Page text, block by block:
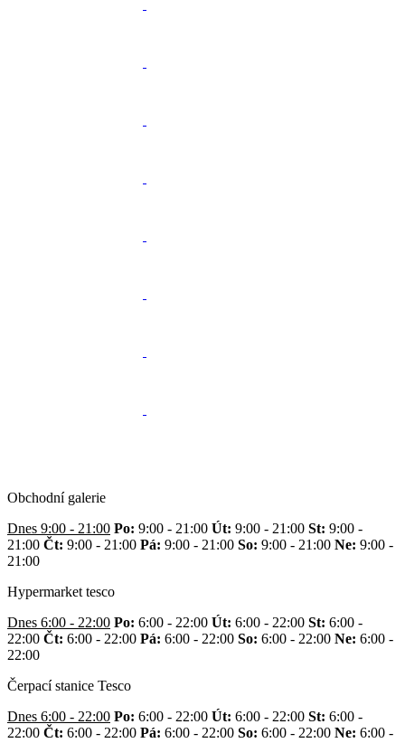
Obchodní galerie
Dnes 9:00 - 21:00 Po: 9:00 - 21:00 Út: 9:00 - 21:00 St: 9:00 -
21:00 Čt: 9:00 - 21:00 Pá: 9:00 - 21:00 So: 9:00 - 21:00 Ne: 9:00 -
21:00
Hypermarket tesco
Dnes 6:00 - 22:00 Po: 6:00 - 22:00 Út: 6:00 - 22:00 St: 6:00 -
22:00 Čt: 6:00 - 22:00 Pá: 6:00 - 22:00 So: 6:00 - 22:00 Ne: 6:00 -
22:00
Čerpací stanice Tesco
Dnes 6:00 - 22:00 Po: 6:00 - 22:00 Út: 6:00 - 22:00 St: 6:00 -
22:00 Čt: 6:00 - 22:00 Pá: 6:00 - 22:00 So: 6:00 - 22:00 Ne: 6:00 -